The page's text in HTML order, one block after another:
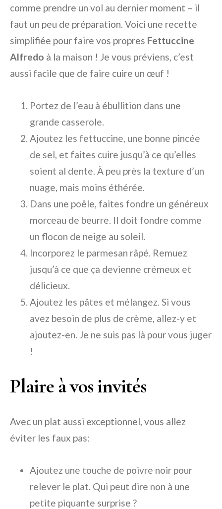
comme prendre un vol au dernier moment – il
faut un peu de préparation. Voici une recette
simplifiée pour faire vos propres Fettuccine
Alfredo à la maison ! Je vous préviens, c’est
aussi facile que de faire cuire un œuf !
Portez de l’eau à ébullition dans une
grande casserole.
Ajoutez les fettuccine, une bonne pincée
de sel, et faites cuire jusqu’à ce qu’elles
soient al dente. À peu près la texture d’un
nuage, mais moins éthérée.
Dans une poêle, faites fondre un généreux
morceau de beurre. Il doit fondre comme
un flocon de neige au soleil.
Incorporez le parmesan râpé. Remuez
jusqu’à ce que ça devienne crémeux et
délicieux.
Ajoutez les pâtes et mélangez. Si vous
avez besoin de plus de crème, allez-y et
ajoutez-en. Je ne suis pas là pour vous juger
!
Plaire à vos invités
Avec un plat aussi exceptionnel, vous allez
éviter les faux pas:
Ajoutez une touche de poivre noir pour
relever le plat. Qui peut dire non à une
petite piquante surprise ?